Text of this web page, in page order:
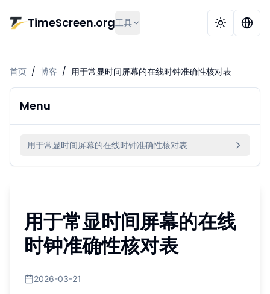
TimeScreen.org工具
首页 / 博客 / 用于常显时间屏幕的在线时钟准确性核对表
Menu
用于常显时间屏幕的在线时钟准确性核对表
用于常显时间屏幕的在线
时钟准确性核对表
2026-03-21